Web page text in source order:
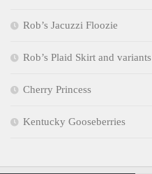
Rob’s Jacuzzi Floozie
Rob’s Plaid Skirt and variants
Cherry Princess
Kentucky Gooseberries